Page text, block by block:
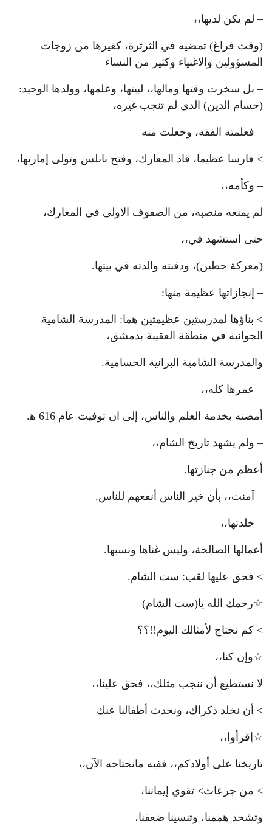
– لم يكن لديها،،
(وقت فراغ) تمضيه في الثرثرة، كغيرها من زوجات
المسؤولين والاغنياء وكثير من النساء
– بل سخرت وقتها ومالها،، لبيتها، وعلمها، وولدها الوحيد:
(حسام الدين) الذي لم تنجب غيره،
– فعلمته الفقه، وجعلت منه
> فارسا عظيما، قاد المعارك، وفتح نابلس وتولى إمارتها،
– وكأمه،،
لم يمنعه منصبه، من الصفوف الاولى في المعارك،
حتى استشهد في،،
(معركة حطين)، ودفنته والدته في بيتها.
– إنجازاتها عظيمة منها:
> بناؤها لمدرستين عظيمتين هما: المدرسة الشامية
الجوانية في منطقة العقيبة بدمشق،
والمدرسة الشامية البرانية الحسامية.
– عمرها كله،،
أمضته بخدمة العلم والناس، إلى ان توفيت عام 616 ه‍.
– ولم يشهد تاريخ الشام،،
أعظم من جنازتها.
– آمنت،، بأن خير الناس أنفعهم للناس.
– خلدتها،،
أعمالها الصالحة، وليس غناها ونسبها.
> فحق عليها لقب: ست الشام.
☆رحمك الله يا(ست الشام)
> كم نحتاج لأمثالك اليوم!!؟؟
☆وإن كنا،،
لا نستطيع أن ننجب مثلك،، فحق علينا،،
> أن نخلد ذكراك، ونحدث أطفالنا عنك
☆إقرأوا،،
تاريخنا على أولادكم،، ففيه مانحتاجه الآن،،
> من جرعات> تقوي إيماننا،
وتشحذ هممنا، وتنسينا ضعفنا،